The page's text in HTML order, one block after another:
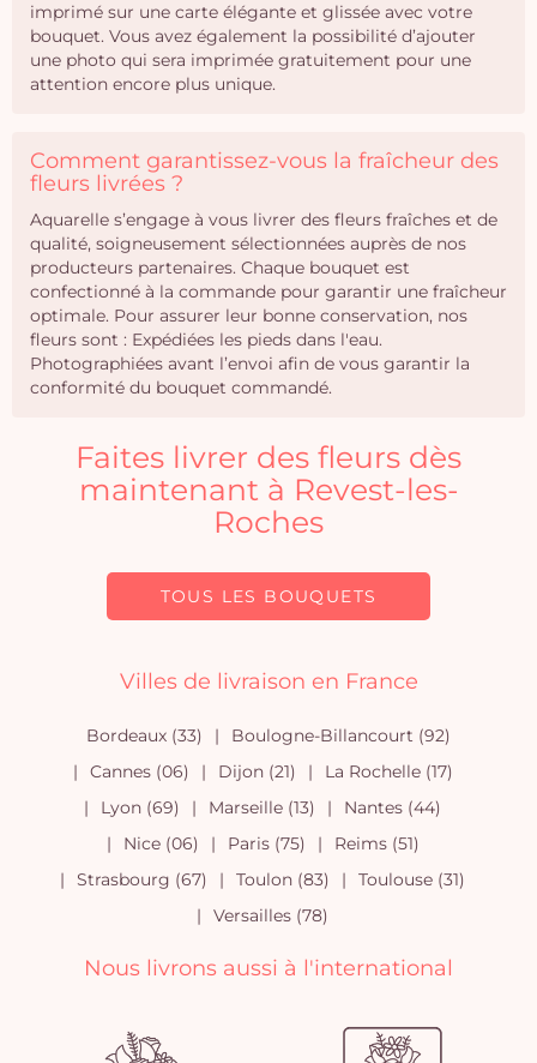
imprimé sur une carte élégante et glissée avec votre
bouquet. Vous avez également la possibilité d’ajouter
une photo qui sera imprimée gratuitement pour une
attention encore plus unique.
Comment garantissez-vous la fraîcheur des
fleurs livrées ?
Aquarelle s’engage à vous livrer des fleurs fraîches et de
qualité, soigneusement sélectionnées auprès de nos
producteurs partenaires. Chaque bouquet est
confectionné à la commande pour garantir une fraîcheur
optimale. Pour assurer leur bonne conservation, nos
fleurs sont : Expédiées les pieds dans l'eau.
Photographiées avant l’envoi afin de vous garantir la
conformité du bouquet commandé.
Faites livrer des fleurs dès
maintenant à Revest-les-
Roches
TOUS LES BOUQUETS
Villes de livraison en France
Bordeaux (33)
Boulogne-Billancourt (92)
Cannes (06)
Dijon (21)
La Rochelle (17)
Lyon (69)
Marseille (13)
Nantes (44)
Nice (06)
Paris (75)
Reims (51)
Strasbourg (67)
Toulon (83)
Toulouse (31)
Versailles (78)
Nous livrons aussi à l'international